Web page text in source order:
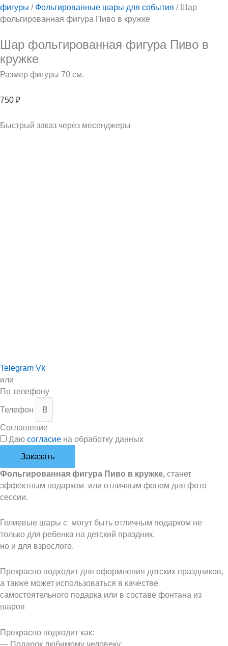
фигуры / Фольгированные шары для события / Шар
фольгированная фигура Пиво в кружке
Шар фольгированная фигура Пиво в
кружке
Размер фигуры 70 см.
750 ₽
Быстрый заказ через месенджеры
Telegram Vk
или
По телефону
Телефон
Соглашение
Даю согласие на обработку данных
Заказать
Фольгированная фигура Пиво в кружке, станет
эффектным подарком или отличным фоном для фото
сессии.
Гелиевые шары с могут быть отличным подарком не
только для ребенка на детский праздник,
но и для взрослого.
Прекрасно подходит для оформления детских праздников,
а также может использоваться в качестве
самостоятельного подарка или в составе фонтана из
шаров
Прекрасно подходит как:
— Подарок любимому человеку;